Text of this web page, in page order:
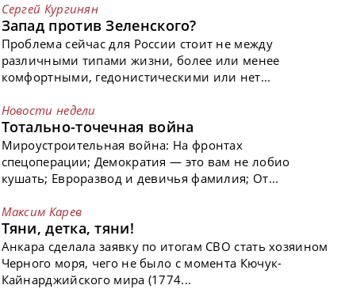
Сергей Кургинян
Запад против Зеленского?
Проблема сейчас для России стоит не между
различными типами жизни, более или менее
комфортными, гедонистическими или нет...
Новости недели
Тотально-точечная война
Мироустроительная война: На фронтах
спецоперации; Демократия — это вам не лобио
кушать; Евроразвод и девичья фамилия; От...
Максим Карев
Тяни, детка, тяни!
Анкара сделала заявку по итогам СВО стать хозяином
Черного моря, чего не было с момента Кючук-
Кайнарджийского мира (1774...